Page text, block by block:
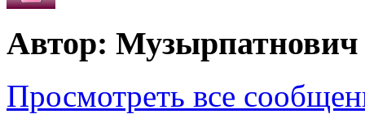
Автор: Музырпатнович
Просмотреть все